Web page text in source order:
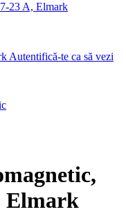
23 A, Elmark
Autentifică-te ca să vezi
Elmark